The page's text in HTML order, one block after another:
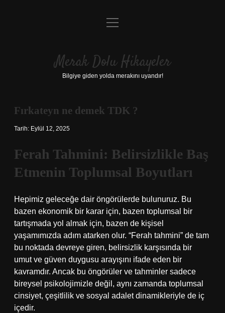
Anasayfa
Yasal Uyarı
menüyü
Merak Dolu Hikayeler
Bilgiye giden yolda merakını uyandır!
Fırkateyn ne demek TDK ?
Tarih: Eylül 12, 2025
Ferah Tahmini: Belirsizlikle Baş
Etmenin Toplumsal Boyutları
Hepimiz geleceğe dair öngörülerde bulunuruz. Bu
bazen ekonomik bir karar için, bazen toplumsal bir
tartışmada yol almak için, bazen de kişisel
yaşamımızda adım atarken olur. “Ferah tahmini” de tam
bu noktada devreye giren, belirsizlik karşısında bir
umut ve güven duygusu arayışını ifade eden bir
kavramdır. Ancak bu öngörüler ve tahminler sadece
bireysel psikolojimizle değil, aynı zamanda toplumsal
cinsiyet, çeşitlilik ve sosyal adalet dinamikleriyle de iç
içedir.